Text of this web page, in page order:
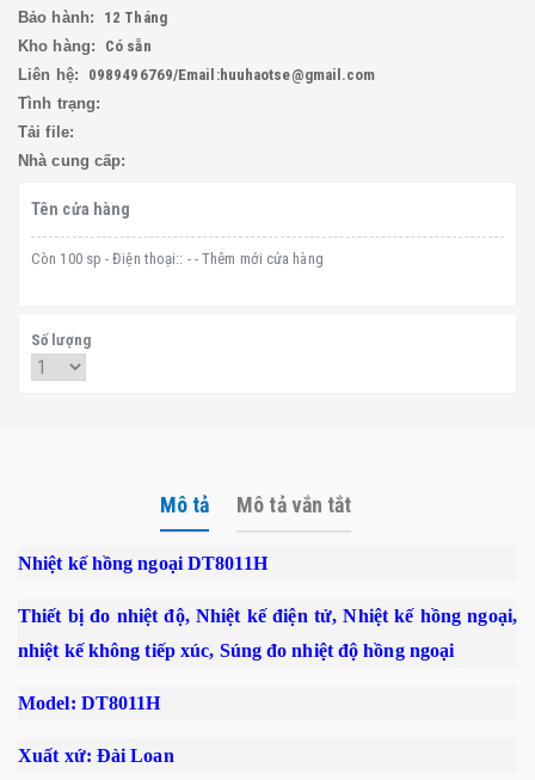
Bảo hành:
12 Tháng
Kho hàng:
Có sẵn
Liên hệ:
0989496769/Email:huuhaotse@gmail.com
Tình trạng:
Tải file:
Nhà cung cấp:
Tên cửa hàng
Còn 100 sp - Điện thoại:: - - Thêm mới cửa hàng
Số lượng
Mô tả Mô tả vắn tắt
Nhiệt kế hồng ngoại DT8011H
Thiết bị đo nhiệt độ, Nhiệt kế điện tử, Nhiệt kế hồng ngoại,
nhiệt kế không tiếp xúc, Súng đo nhiệt độ hồng ngoại
Model: DT8011H
Xuất xứ: Đài Loan